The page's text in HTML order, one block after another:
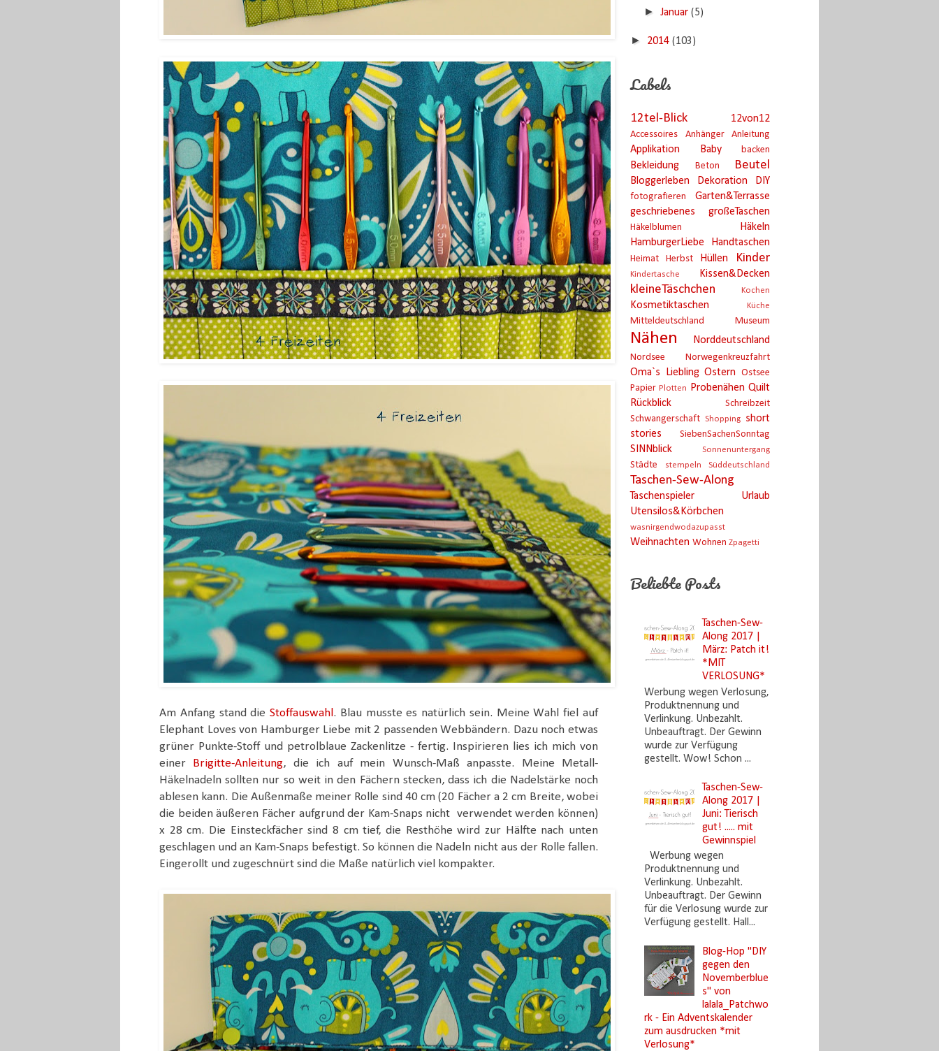
Am Anfang stand dieStoffauswahl . Blau musste es natürlich sein. Meine Wahl fiel auf
Elephant Loves von Hamburger Liebe mit 2 passenden Webbändern. Dazu noch etwas
grüner Punkte-Stoff und petrolblaue Zackenlitze - fertig. Inspirieren lies ich mich von
einer
Brigitte-Anleitung, die ich auf mein Wunsch-Maß anpasste. Meine Metall-
Häkelnadeln sollten nur so weit in den Fächern stecken, dass ich die Nadelstärke noch
ablesen kann. Die Außenmaße meiner Rolle sind 40 cm (20 Fächer a 2 cm Breite, wobei
die beiden äußeren Fächer aufgrund der Kam-Snaps nicht verwendet werden können)
x 28 cm. Die Einsteckfächer sind 8 cm tief, die Resthöhe wird zur Hälfte nach unten
geschlagen und an Kam-Snaps befestigt. So können die Nadeln nicht aus der Rolle fallen.
Eingerollt und zugeschnürt sind die Maße natürlich viel kompakter.
►Januar(5)
► 2014 (103)
Labels
12tel-Blick 12von12
Accessoires Anhänger Anleitung
Applikation Baby backen
Bekleidung Beton Beutel
Bloggerleben Dekoration DIY
fotografieren
Garten&Terrasse
geschriebenes
großeTaschen
Häkelblumen
Häkeln
HamburgerLiebe
Handtaschen
Heimat Herbst Hüllen Kinder
Kindertasche Kissen&Decken
kleineTäschchen Kochen
Kosmetiktaschen Küche
Mitteldeutschland Museum
Nähen Norddeutschland
Nordsee Norwegenkreuzfahrt
Oma`s Liebling Ostern
Ostsee
Papier Plotten Probenähen Quilt
Rückblick
Schreibzeit
Schwangerschaft Shopping
short
stories
SiebenSachenSonntag
SINNblick Sonnenuntergang
Städte stempeln Süddeutschland
Taschen-Sew-Along
Taschenspieler
Urlaub
Utensilos&Körbchen
wasnirgendwodazupasst
Weihnachten Wohnen Zpagetti
Beliebte Posts
Taschen-Sew-
Along 2017 |
März: Patch it!
*MIT
VERLOSUNG*
Werbung wegen Verlosung,
Produktnennung und
Verlinkung. Unbezahlt.
Unbeauftragt. Der Gewinn
wurde zur Verfügung
gestellt. Wow! Schon ...
Taschen-Sew-
Along 2017 |
Juni: Tierisch
gut! ..... mit
Gewinnspiel
Werbung wegen
Produktnennung und
Verlinkung. Unbezahlt.
Unbeauftragt. Der Gewinn
für die Verlosung wurde zur
Verfügung gestellt. Hall...
Blog-Hop "DIY
gegen den
Novemberblue
s" von
lalala_Patchwo
rk - Ein Adventskalender
zum ausdrucken *mit
Verlosung*